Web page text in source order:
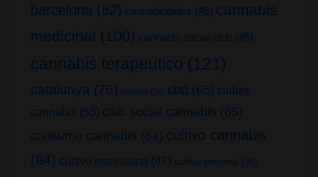
barcelona (82) cannabinoides (45) cannabis
medicinal (100) cannabis social club (45)
cannabis terapeutico (121)
catalunya (76) cañamo (26) cbd (65) clubes
cannabis (53) club social cannabis (65)
consumo cannabis (64) cultivo cannabis
(84) cultivo marihuana (47) cultivo personal (35)